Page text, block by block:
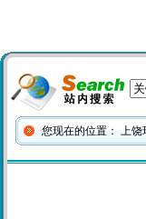
您现在的位置： 上饶
在线预约优惠